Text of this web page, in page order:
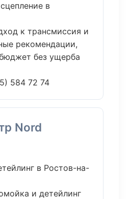
в
к трансмиссия и
рекомендации,
без ущерба
584 72 74
Nord
в Ростов-на-
и детейлинг